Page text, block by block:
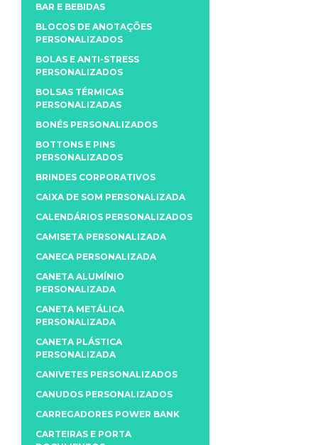
BAR E BEBIDAS
BLOCOS DE ANOTAÇÕES
PERSONALIZADOS
BOLAS E ANTI-STRESS
PERSONALIZADOS
BOLSAS TÉRMICAS
PERSONALIZADAS
BONÉS PERSONALIZADOS
BOTTONS E PINS
PERSONALIZADOS
BRINDES CORPORATIVOS
CAIXA DE SOM PERSONALIZADA
CALENDÁRIOS PERSONALIZADOS
CAMISETA PERSONALIZADA
CANECA PERSONALIZADA
CANETA ALUMÍNIO
PERSONALIZADA
CANETA METÁLICA
PERSONALIZADA
CANETA PLÁSTICA
PERSONALIZADA
CANIVETES PERSONALIZADOS
CANUDOS PERSONALIZADOS
CARREGADORES POWER BANK
CARTEIRAS E PORTA